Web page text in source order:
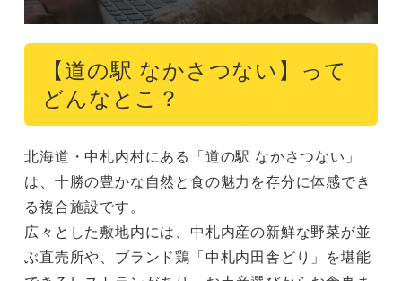
【道の駅 なかさつない】って
どんなとこ？
北海道・中札内村にある「道の駅 なかさつない」
は、十勝の豊かな自然と食の魅力を存分に体感でき
る複合施設です。
広々とした敷地内には、中札内産の新鮮な野菜が並
ぶ直売所や、ブランド鶏「中札内田舎どり」を堪能